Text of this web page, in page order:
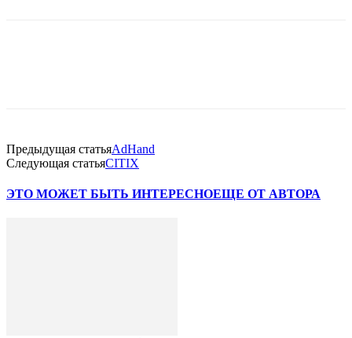
Предыдущая статьяAdHand
Следующая статьяCITIX
ЭТО МОЖЕТ БЫТЬ ИНТЕРЕСНОЕЩЕ ОТ АВТОРА